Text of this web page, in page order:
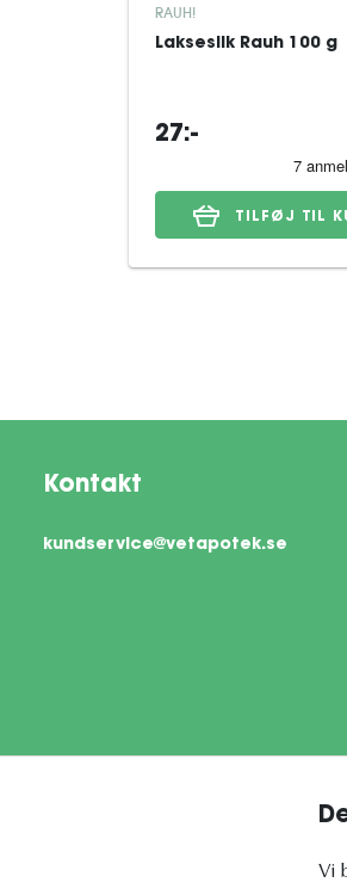
Vi
RAUH!
Lakseslik Rauh 100 g
27:-
TILFØJ TIL
Kontakt
kundservice@vetapotek.se